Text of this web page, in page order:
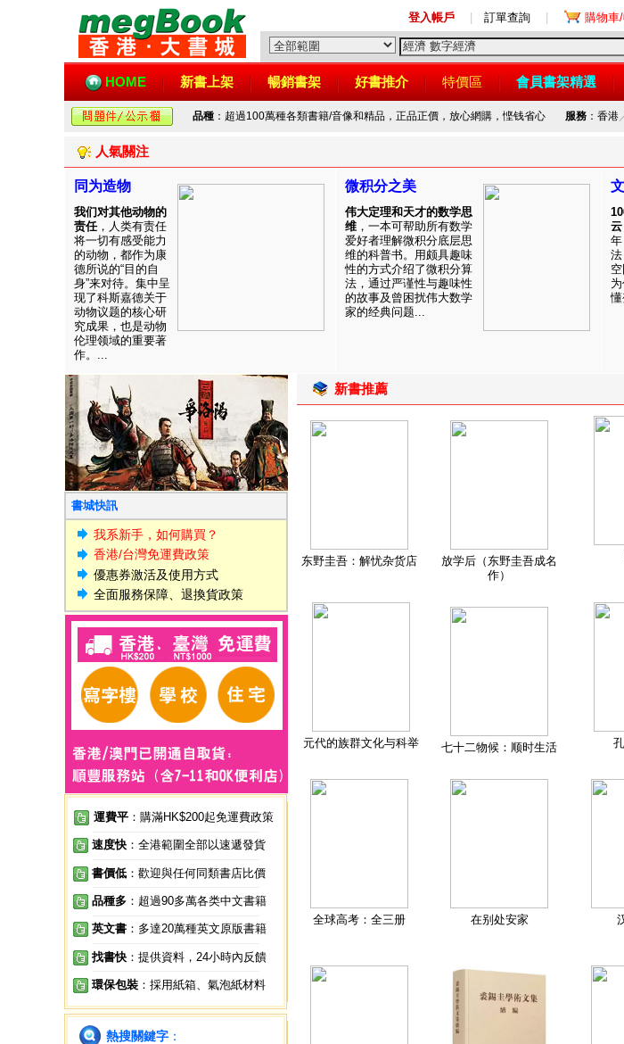
登入帳戶 訂單查詢 購物車
HOME 新書上架 暢銷書架 好書推介 特價區 會員書架精選
品種 ：超過100萬種各類書籍/音像和精品，正品正價，放心網購，悭钱省心 服務：香港
人氣關注
同为造物
我们对其他动物的
责任，人类有责任
将一切有感受能力
的动物，都作为康
德所说的“目的自
身”来对待。集中呈
现了科斯嘉德关于
动物议题的核心研
究成果，也是动物
伦理领域的重要著
作。...
微积分之美
伟大定理和天才的数学思
维 ，一本可帮助所有数学
爱好者理解微积分底层思
维的科普书。用颇具趣味
性的方式介绍了微积分算
法，通过严谨性与趣味性
的故事及曾困扰伟大数学
家的经典问题...
云
年
書城快訊
我系新手，如何購買？
香港/台灣免運費政策
優惠券激活及使用方式
全面服務保障、退換貨政策
運費平 ：購滿HK$200起免運費政策
速度快 ：全港範圍全部以速遞發貨
書價低 ：歡迎與任何同類書店比價
品種多 ：超過90多萬各类中文書籍
英文書 ：多達20萬種英文原版書籍
找書快 ：提供資料，24小時內反饋
環保包裝 ：採用紙箱、氣泡紙材料
熱搜關鍵字 ：
新書推薦
东野圭吾：解忧杂货店
放学后（东野圭吾成名
作）
元代的族群文化与科举 七十二物候：顺时生活
全球高考：全三册 在别处安家